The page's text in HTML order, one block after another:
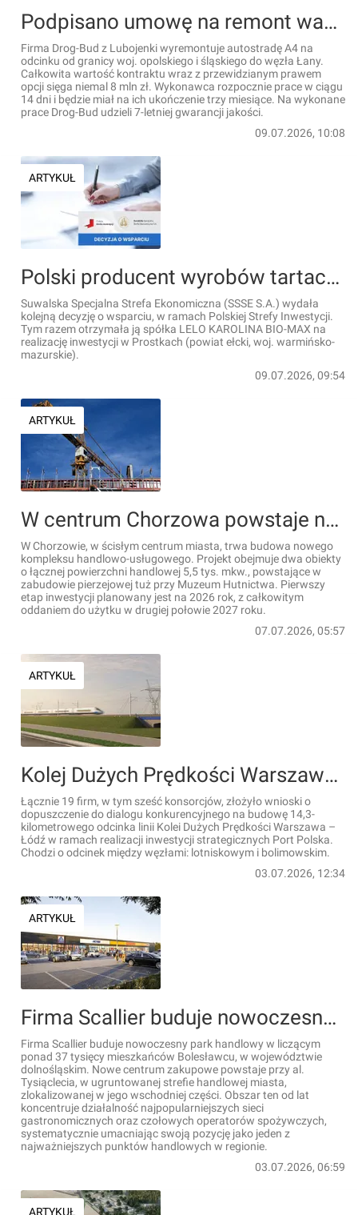
Podpisano umowę na remont ważnego odcinka autostrady A4
Firma Drog-Bud z Lubojenki wyremontuje autostradę A4 na
odcinku od granicy woj. opolskiego i śląskiego do węzła Łany.
Całkowita wartość kontraktu wraz z przewidzianym prawem
opcji sięga niemal 8 mln zł. Wykonawca rozpocznie prace w ciągu
14 dni i będzie miał na ich ukończenie trzy miesiące. Na wykonane
prace Drog-Bud udzieli 7-letniej gwarancji jakości.
09.07.2026, 10:08
ARTYKUŁ
Polski producent wyrobów tartacznych oraz obróbki drewna inwestuje w woj. warmińsko-mazurskim
Suwalska Specjalna Strefa Ekonomiczna (SSSE S.A.) wydała
kolejną decyzję o wsparciu, w ramach Polskiej Strefy Inwestycji.
Tym razem otrzymała ją spółka LELO KAROLINA BIO-MAX na
realizację inwestycji w Prostkach (powiat ełcki, woj. warmińsko-
mazurskie).
09.07.2026, 09:54
ARTYKUŁ
W centrum Chorzowa powstaje nowy kompleks handlowo-usługowy, obok Muzeum Hutnictwa
W Chorzowie, w ścisłym centrum miasta, trwa budowa nowego
kompleksu handlowo-usługowego. Projekt obejmuje dwa obiekty
o łącznej powierzchni handlowej 5,5 tys. mkw., powstające w
zabudowie pierzejowej tuż przy Muzeum Hutnictwa. Pierwszy
etap inwestycji planowany jest na 2026 rok, z całkowitym
oddaniem do użytku w drugiej połowie 2027 roku.
07.07.2026, 05:57
ARTYKUŁ
Kolej Dużych Prędkości Warszawa – Łódź bliżej. Ośmiu wykonawców chce zbudować odcinek do lotniska
Łącznie 19 firm, w tym sześć konsorcjów, złożyło wnioski o
dopuszczenie do dialogu konkurencyjnego na budowę 14,3-
kilometrowego odcinka linii Kolei Dużych Prędkości Warszawa –
Łódź w ramach realizacji inwestycji strategicznych Port Polska.
Chodzi o odcinek między węzłami: lotniskowym i bolimowskim.
03.07.2026, 12:34
ARTYKUŁ
Firma Scallier buduje nowoczesny park handlowy na Dolnym Śląsku
Firma Scallier buduje nowoczesny park handlowy w liczącym
ponad 37 tysięcy mieszkańców Bolesławcu, w województwie
dolnośląskim. Nowe centrum zakupowe powstaje przy al.
Tysiąclecia, w ugruntowanej strefie handlowej miasta,
zlokalizowanej w jego wschodniej części. Obszar ten od lat
koncentruje działalność najpopularniejszych sieci
gastronomicznych oraz czołowych operatorów spożywczych,
systematycznie umacniając swoją pozycję jako jeden z
najważniejszych punktów handlowych w regionie.
03.07.2026, 06:59
ARTYKUŁ